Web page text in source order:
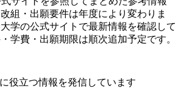
組・出願要件は年度により変わりま
学の公式サイトで最新情報を確認して
学費・出願期限は順次追加予定です。
役立つ情報を発信しています